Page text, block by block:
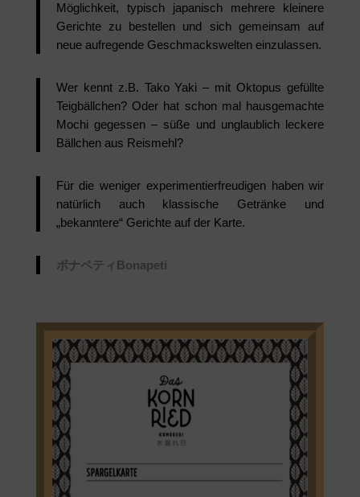
Möglichkeit, typisch japanisch mehrere kleinere
Gerichte zu bestellen und sich gemeinsam auf
neue aufregende Geschmackswelten einzulassen.
Wer kennt z.B. Tako Yaki – mit Oktopus gefüllte
Teigbällchen? Oder hat schon mal hausgemachte
Mochi gegessen – süße und unglaublich leckere
Bällchen aus Reismehl?
Für die weniger experimentierfreudigen haben wir
natürlich auch klassische Getränke und
„bekanntere“ Gerichte auf der Karte.
ボナペティ Bonapeti